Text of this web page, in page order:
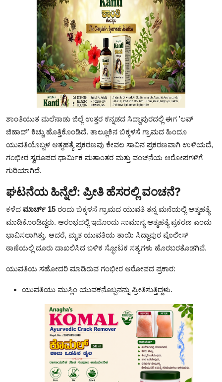
ಶಾಂತಿಯುತ ಮಲೆನಾಡು ಜಿಲ್ಲೆ ಉತ್ತರ ಕನ್ನಡದ ಸಿದ್ದಾಪುರದಲ್ಲಿ ಈಗ 'ಲವ್
ಜಿಹಾದ್' ಕಿಚ್ಚು ಹೊತ್ತಿಕೊಂಡಿದೆ. ತಾಲ್ಲೂಕಿನ ಬಿಕ್ಕಳಸೆ ಗ್ರಾಮದ ಹಿಂದೂ
ಯುವತಿಯೊಬ್ಬಳ ಆತ್ಮಹತ್ಯೆ ಪ್ರಕರಣವು ಕೇವಲ ಸಾವಿನ ಪ್ರಕರಣವಾಗಿ ಉಳಿಯದೆ,
ಗಂಭೀರ ಸ್ವರೂಪದ ಧಾರ್ಮಿಕ ಮತಾಂತರ ಮತ್ತು ವಂಚನೆಯ ಆರೋಪಗಳಿಗೆ
ಗುರಿಯಾಗಿದೆ.
ಘಟನೆಯ ಹಿನ್ನೆಲೆ: ಪ್ರೀತಿ ಹೆಸರಲ್ಲಿ ವಂಚನೆ?
ಕಳೆದ ಮಾರ್ಚ್ 15 ರಂದು ಬಿಕ್ಕಳಸೆ ಗ್ರಾಮದ ಯುವತಿ ತನ್ನ ಮನೆಯಲ್ಲಿ ಆತ್ಮಹತ್ಯೆ
ಮಾಡಿಕೊಂಡಿದ್ದರು. ಆರಂಭದಲ್ಲಿ ಇದೊಂದು ಸಾಮಾನ್ಯ ಆತ್ಮಹತ್ಯೆ ಪ್ರಕರಣ ಎಂದು
ಭಾವಿಸಲಾಗಿತ್ತು. ಆದರೆ, ಮೃತ ಯುವತಿಯ ತಾಯಿ ಸಿದ್ದಾಪುರ ಪೊಲೀಸ್
ಠಾಣೆಯಲ್ಲಿ ದೂರು ದಾಖಲಿಸಿದ ಬಳಿಕ ಸ್ಫೋಟಕ ಸತ್ಯಗಳು ಹೊರಬರತೊಡಗಿವೆ.
ಯುವತಿಯ ಸಹೋದರಿ ಮಾಡಿರುವ ಗಂಭೀರ ಆರೋಪದ ಪ್ರಕಾರ:
ಯುವತಿಯು ಮುಸ್ಲಿಂ ಯುವಕನೊಬ್ಬನನ್ನು ಪ್ರೀತಿಸುತ್ತಿದ್ದಳು.